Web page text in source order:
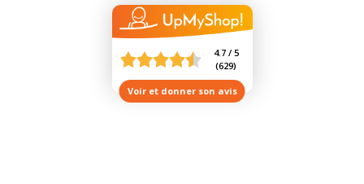
4.7 / 5
(629)
Voir et donner son avis